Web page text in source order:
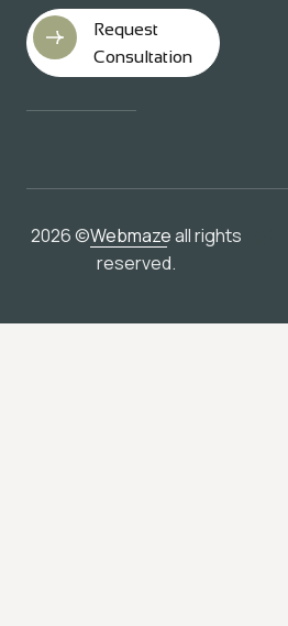
Request
Consultation
2026 ©Webmazeall rights
reserved.